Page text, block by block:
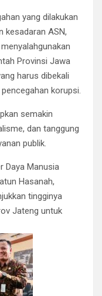
yang dilakukan
kesadaran ASN,
Provinsi Jawa
harus dibekali
korupsi.
semakin
dan tanggung
publik.
Daya Manusia
Hasanah,
tingginya
Jateng untuk